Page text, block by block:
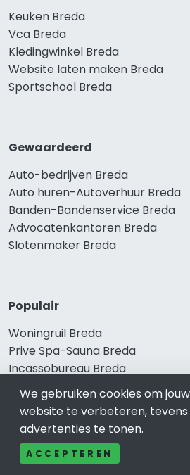
Keuken Breda
Vca Breda
Kledingwinkel Breda
Website laten maken Breda
Sportschool Breda
Gewaardeerd
Auto-bedrijven Breda
Auto huren-Autoverhuur Breda
Banden-Bandenservice Breda
Advocatenkantoren Breda
Slotenmaker Breda
Populair
Woningruil Breda
Prive Spa-Sauna Breda
Incassobureau Breda
Bedrijfsruimte Breda
Ongediertebestrijding Breda
We gebruiken cookies om
website te verbeteren,
advertenties te tonen.
ACCEPTEREN